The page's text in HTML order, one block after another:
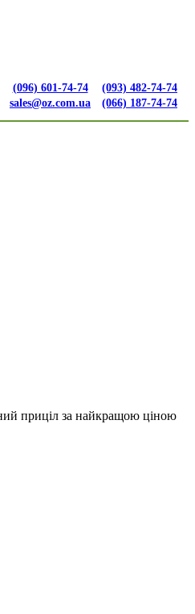
(096) 601-74-74
sales@oz.com.ua
(093) 482-74-74
(066) 187-74-74